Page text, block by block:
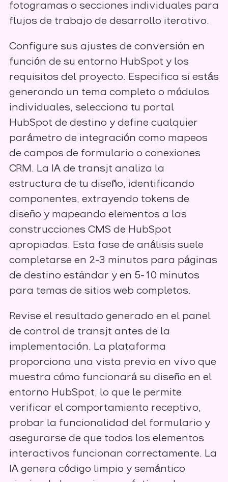
fotogramas o secciones individuales para
flujos de trabajo de desarrollo iterativo.
Configure sus ajustes de conversión en
función de su entorno HubSpot y los
requisitos del proyecto. Especifica si estás
generando un tema completo o módulos
individuales, selecciona tu portal
HubSpot de destino y define cualquier
parámetro de integración como mapeos
de campos de formulario o conexiones
CRM. La IA de transjt analiza la
estructura de tu diseño, identificando
componentes, extrayendo tokens de
diseño y mapeando elementos a las
construcciones CMS de HubSpot
apropiadas. Esta fase de análisis suele
completarse en 2-3 minutos para páginas
de destino estándar y en 5-10 minutos
para temas de sitios web completos.
Revise el resultado generado en el panel
de control de transjt antes de la
implementación. La plataforma
proporciona una vista previa en vivo que
muestra cómo funcionará su diseño en el
entorno HubSpot, lo que le permite
verificar el comportamiento receptivo,
probar la funcionalidad del formulario y
asegurarse de que todos los elementos
interactivos funcionan correctamente. La
IA genera código limpio y semántico